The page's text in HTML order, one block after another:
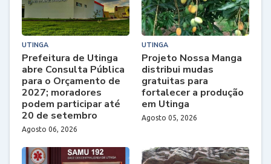
UTINGA
Prefeitura de Utinga
abre Consulta Pública
para o Orçamento de
2027; moradores
podem participar até
20 de setembro
Agosto 06, 2026
UTINGA
Projeto Nossa Manga
distribui mudas
gratuitas para
fortalecer a produção
em Utinga
Agosto 05, 2026